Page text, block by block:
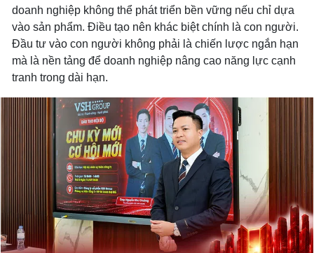
doanh nghiệp không thể phát triển bền vững nếu chỉ dựa
vào sản phẩm. Điều tạo nên khác biệt chính là con người.
Đầu tư vào con người không phải là chiến lược ngắn hạn
mà là nền tảng để doanh nghiệp nâng cao năng lực cạnh
tranh trong dài hạn.